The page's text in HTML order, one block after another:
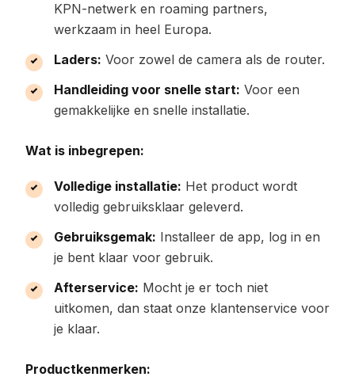
KPN-netwerk en roaming partners,
werkzaam in heel Europa.
Laders: Voor zowel de camera als de router.
Handleiding voor snelle start: Voor een
gemakkelijke en snelle installatie.
Wat is inbegrepen:
Volledige installatie: Het product wordt
volledig gebruiksklaar geleverd.
Gebruiksgemak: Installeer de app, log in en
je bent klaar voor gebruik.
Afterservice: Mocht je er toch niet
uitkomen, dan staat onze klantenservice voor
je klaar.
Productkenmerken: